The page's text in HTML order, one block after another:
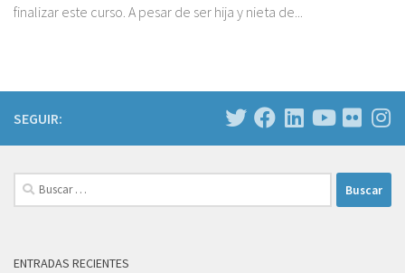
finalizar este curso. A pesar de ser hija y nieta de...
SEGUIR:
Buscar:
ENTRADAS RECIENTES